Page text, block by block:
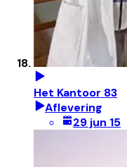
Het Kantoor 83
Aflevering
29 jun 15